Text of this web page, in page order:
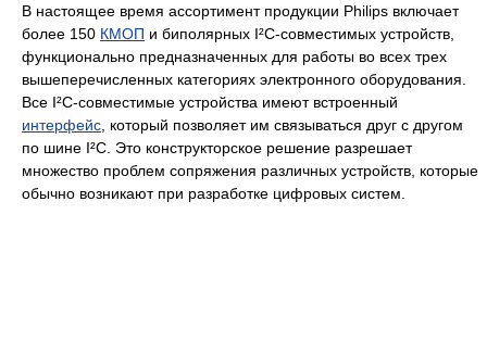
В настоящее время ассортимент продукции Philips включает
более 150 КМОП и биполярных I²C-совместимых устройств,
функционально предназначенных для работы во всех трех
вышеперечисленных категориях электронного оборудования.
Все I²C-совместимые устройства имеют встроенный
интерфейс , который позволяет им связываться друг с другом
по шине I²C. Это конструкторское решение разрешает
множество проблем сопряжения различных устройств, которые
обычно возникают при разработке цифровых систем.